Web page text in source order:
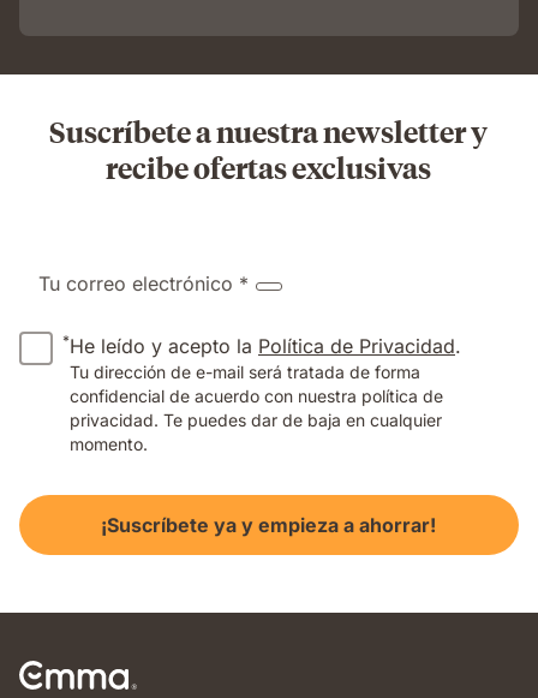
Suscríbete a nuestra newsletter y
recibe ofertas exclusivas
Tu correo electrónico *
*He leído y acepto la Política de Privacidad.
Tu dirección de e-mail será tratada de forma
confidencial de acuerdo con nuestra política de
privacidad. Te puedes dar de baja en cualquier
momento.
¡Suscríbete ya y empieza a ahorrar!